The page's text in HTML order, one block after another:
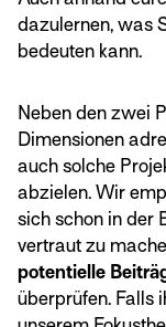
dazulernen, was
bedeuten kann.
Neben den zwei
Dimensionen
auch solche
abzielen. Wir
sich schon in der
vertraut zu
potentielle
überprüfen. Falls